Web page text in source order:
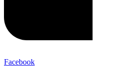
Facebook